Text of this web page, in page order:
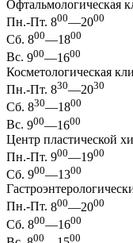
Офтальмологическая
Пн.-Пт. 800—2000
Сб. 800—1800
Вс. 900—1600
Косметологическая
Пн.-Пт. 830—2030
Сб. 830—1800
Вс. 900—1600
Центр пластической
Пн.-Пт. 900—1900
Сб. 900—1300
Пн.-Пт. 800—2000
Сб. 800—1600
00 00